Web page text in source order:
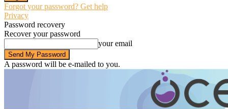
Forgot your password? Get help
Privacy
Password recovery
Recover your password
your email
A password will be e-mailed to you.